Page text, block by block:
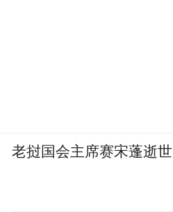
老挝国会主席赛宋蓬逝世